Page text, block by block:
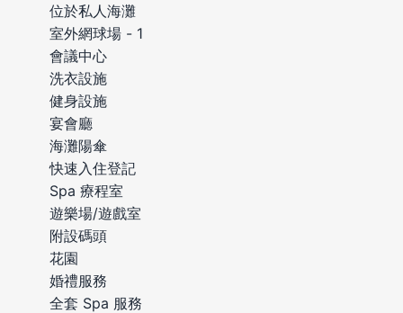
位於私人海灘
室外網球場 - 1
會議中心
洗衣設施
健身設施
宴會廳
海灘陽傘
快速入住登記
Spa 療程室
遊樂場/遊戲室
附設碼頭
花園
婚禮服務
全套 Spa 服務